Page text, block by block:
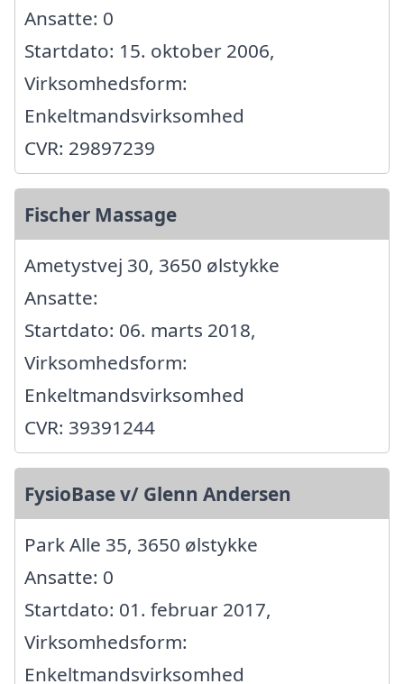
Ansatte: 0
Startdato: 15. oktober 2006,
Virksomhedsform:
Enkeltmandsvirksomhed
CVR: 29897239
Fischer Massage
Ametystvej 30, 3650 ølstykke
Ansatte:
Startdato: 06. marts 2018,
Virksomhedsform:
Enkeltmandsvirksomhed
CVR: 39391244
FysioBase v/ Glenn Andersen
Park Alle 35, 3650 ølstykke
Ansatte: 0
Startdato: 01. februar 2017,
Virksomhedsform:
Enkeltmandsvirksomhed